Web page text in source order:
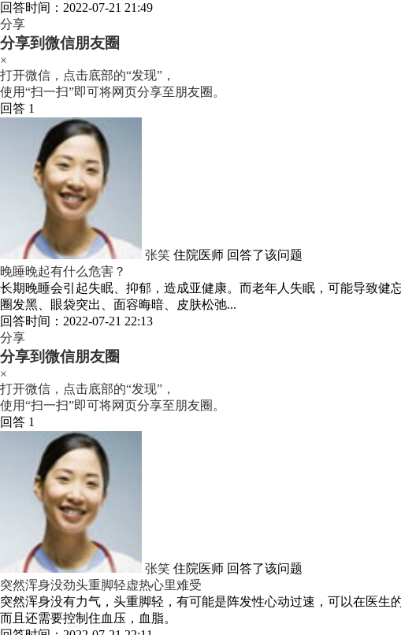
回答时间：2022-07-21 21:49
分享
分享到微信朋友圈
×
打开微信，点击底部的“发现”，
使用“扫一扫”即可将网页分享至朋友圈。
回答 1
张笑 住院医师 回答了该问题
晚睡晚起有什么危害？
长期晚睡会引起失眠、抑郁，造成亚健康。而老年人失眠，可能导致
圈发黑、眼袋突出、面容晦暗、皮肤松弛...
回答时间：2022-07-21 22:13
分享
分享到微信朋友圈
×
打开微信，点击底部的“发现”，
使用“扫一扫”即可将网页分享至朋友圈。
回答 1
张笑 住院医师 回答了该问题
突然浑身没劲头重脚轻虚热心里难受
突然浑身没有力气，头重脚轻，有可能是阵发性心动过速，可以在医生
而且还需要控制住血压，血脂。